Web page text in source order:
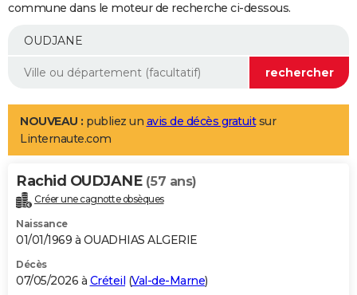
Essais
Réserver un essai
Citadines
Berlines
SUV
Forum auto
+
Mobiles
Meilleur smartphone
Internet
Ordinateurs
Jeux vidéo
Guide high-tech
Aménagement intérieur
LIFESTYLE
Art de vivre
Bien-être
Loisirs
Mode
Modes de vie
Alimentation
Guide de la santé
Maladies
Médicaments
Sommeil
VOYAGE
Destinations
City break
Voyage nature
Voyage de noces
Forum
Climat
+PHOTO
GUIDES D'ACHAT
BONS PLANS
commune dans le moteur de recherche ci-dessous.
NOUVEAU : publiez un avis de décès gratuitsur
Linternaute.com
Rachid OUDJANE (57 ans)
Créer une cagnotte obsèques
Naissance
01/01/1969 à OUADHIAS ALGERIE
Décès
07/05/2026 à Créteil (Val-de-Marne)